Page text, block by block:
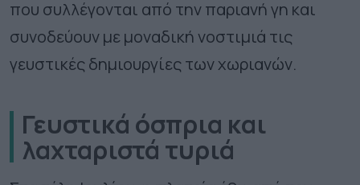
που συλλέγονται από την παριανή γη και
συνοδεύουν με μοναδική νοστιμιά τις
γευστικές δημιουργίες των χωριανών.
Γευστικά όσπρια και
λαχταριστά τυριά